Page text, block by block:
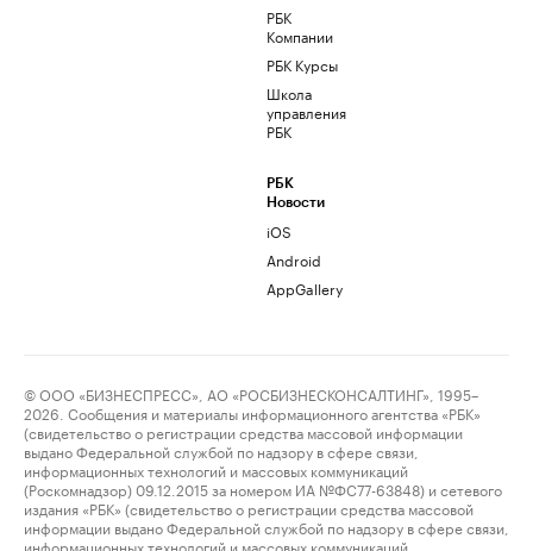
РБК
Компании
РБК Курсы
Школа
управления
РБК
РБК
Новости
iOS
Android
AppGallery
© ООО «БИЗНЕСПРЕСС», АО «РОСБИЗНЕСКОНСАЛТИНГ», 1995–
2026. Сообщения и материалы информационного агентства «РБК»
(свидетельство о регистрации средства массовой информации
выдано Федеральной службой по надзору в сфере связи,
информационных технологий и массовых коммуникаций
(Роскомнадзор) 09.12.2015 за номером ИА №ФС77-63848) и сетевого
издания «РБК» (свидетельство о регистрации средства массовой
информации выдано Федеральной службой по надзору в сфере связи,
информационных технологий и массовых коммуникаций